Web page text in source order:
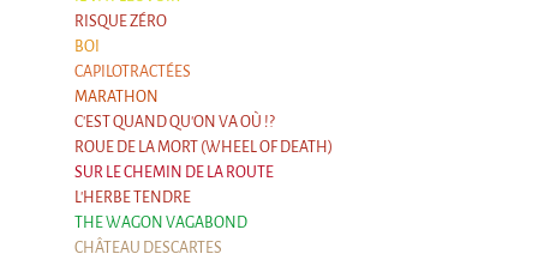
L'herbe tendre
La F.R.A.P.
the Wagon Vagabond
Château Descartes
Parasites
RISQUE ZÉRO
BOI
CAPILOTRACTÉES
MARATHON
C'EST QUAND QU'ON VA OÙ !?
ROUE DE LA MORT (WHEEL OF DEATH)
SUR LE CHEMIN DE LA ROUTE
L'HERBE TENDRE
THE WAGON VAGABOND
CHÂTEAU DESCARTES